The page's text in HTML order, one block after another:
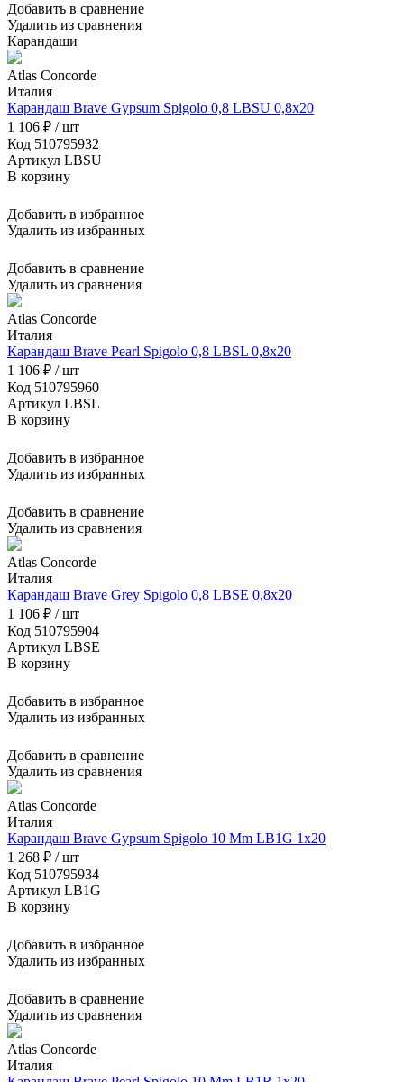
Добавить в сравнение
Удалить из сравнения
Карандаши
Atlas Concorde
Италия
Карандаш Brave Gypsum Spigolo 0,8 LBSU 0,8x20
1 106 ₽ / шт
Код 510795932
Артикул LBSU
В корзину
Добавить в избранное
Удалить из избранных
Добавить в сравнение
Удалить из сравнения
Atlas Concorde
Италия
Карандаш Brave Pearl Spigolo 0,8 LBSL 0,8x20
1 106 ₽ / шт
Код 510795960
Артикул LBSL
В корзину
Добавить в избранное
Удалить из избранных
Добавить в сравнение
Удалить из сравнения
Atlas Concorde
Италия
Карандаш Brave Grey Spigolo 0,8 LBSE 0,8x20
1 106 ₽ / шт
Код 510795904
Артикул LBSE
В корзину
Добавить в избранное
Удалить из избранных
Добавить в сравнение
Удалить из сравнения
Atlas Concorde
Италия
Карандаш Brave Gypsum Spigolo 10 Mm LB1G 1x20
1 268 ₽ / шт
Код 510795934
Артикул LB1G
В корзину
Добавить в избранное
Удалить из избранных
Добавить в сравнение
Удалить из сравнения
Atlas Concorde
Италия